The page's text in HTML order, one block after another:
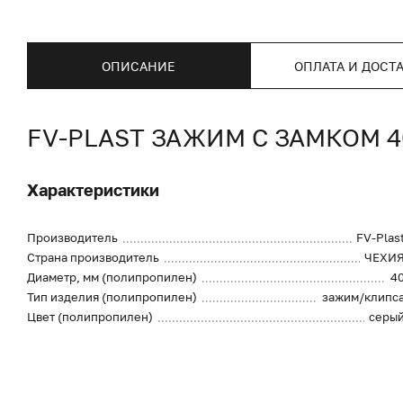
ОПИСАНИЕ ОПЛАТА И
FV-PLAST ЗАЖИМ С ЗАМКОМ
Характеристики
Производитель
FV-
Страна производитель
ЧЕХИЯ
Диаметр, мм (полипропилен)
Тип изделия (полипропилен)
зажим/
Цвет (полипропилен)
серый